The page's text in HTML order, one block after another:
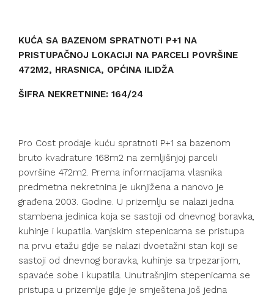
KUĆA SA BAZENOM SPRATNOTI P+1 NA
PRISTUPAČNOJ LOKACIJI NA PARCELI POVRŠINE
472M2, HRASNICA, OPĆINA ILIDŽA
ŠIFRA NEKRETNINE: 164/24
Pro Cost prodaje kuću spratnoti P+1 sa bazenom
bruto kvadrature 168m2 na zemljišnjoj parceli
površine 472m2. Prema informacijama vlasnika
predmetna nekretnina je uknjižena a nanovo je
građena 2003. Godine. U prizemlju se nalazi jedna
stambena jedinica koja se sastoji od dnevnog boravka,
kuhinje i kupatila. Vanjskim stepenicama se pristupa
na prvu etažu gdje se nalazi dvoetažni stan koji se
sastoji od dnevnog boravka, kuhinje sa trpezarijom,
spavaće sobe i kupatila. Unutrašnjim stepenicama se
pristupa u prizemlje gdje je smještena još jedna